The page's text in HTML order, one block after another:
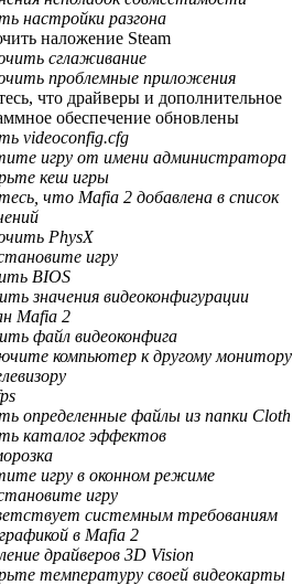
настройки разгона
наложение Steam
сглаживание
проблемные приложения
что драйверы и дополнительное
обеспечение обновлены
videoconfig.cfg
игру от имени администратора
кеш игры
что Mafia 2 добавлена ​​в список
PhysX
игру
BIOS
значения видеоконфигурации
Mafia 2
файл видеоконфига
компьютер к другому монитору
определенные файлы из папки Cloth
каталог эффектов
игру в оконном режиме
игру
системным требованиям
в ​​Mafia 2
драйверов 3D Vision
температуру своей видеокарты